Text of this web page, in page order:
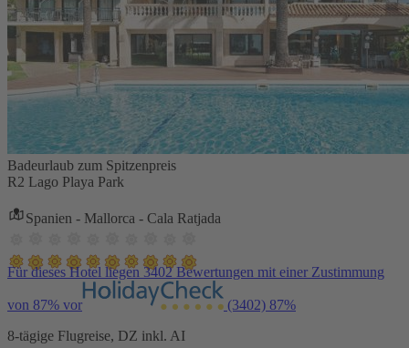
Badeurlaub zum Spitzenpreis
R2 Lago Playa Park
Spanien - Mallorca - Cala Ratjada
Für dieses Hotel liegen 3402 Bewertungen mit einer Zustimmung
von 87% vor (3402) 87%
8-tägige Flugreise, DZ inkl. AI